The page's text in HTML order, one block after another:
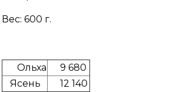
Вес: 600 г.
Ольха
9 680
Ясень
12 140